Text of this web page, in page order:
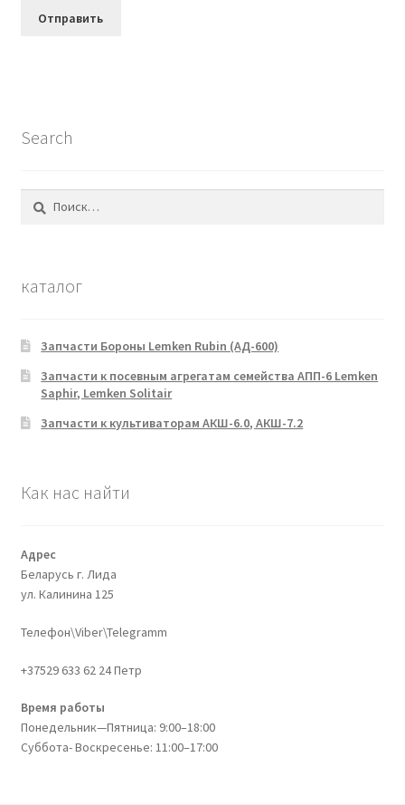
Search
Найти:
каталог
Запчасти Бороны Lemken Rubin (АД-600)
Запчасти к посевным агрегатам семейства АПП-6 Lemken
Saphir, Lemken Solitair
Запчасти к культиваторам АКШ-6.0, АКШ-7.2
Как нас найти
Адрес
Беларусь г. Лида
ул. Калинина 125
Телефон\Viber\Telegramm
+37529 633 62 24 Петр
Время работы
Понедельник—Пятница: 9:00–18:00
Суббота- Воскресенье: 11:00–17:00